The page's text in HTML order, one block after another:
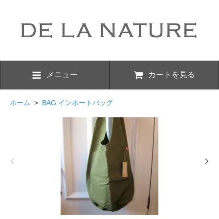
メニュー カートを見る
ホーム > BAG インポートバッグ